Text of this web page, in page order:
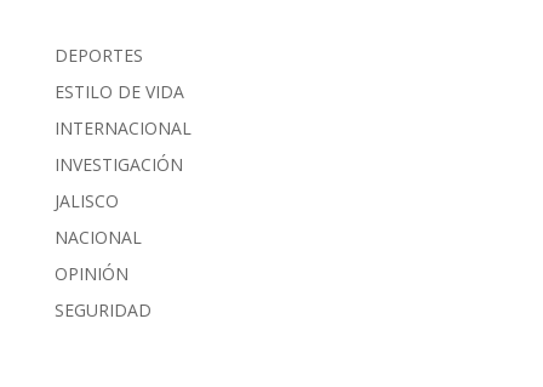
DEPORTES
ESTILO DE VIDA
INTERNACIONAL
INVESTIGACIÓN
JALISCO
NACIONAL
OPINIÓN
SEGURIDAD